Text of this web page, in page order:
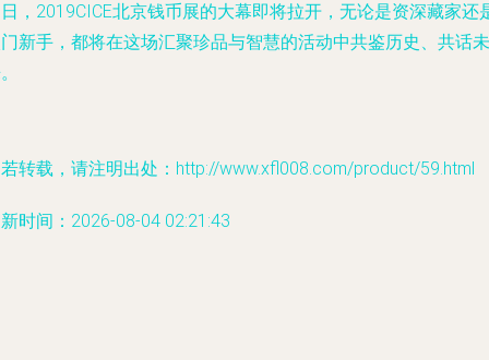
，2019CICE北京钱币展的大幕即将拉开，无论是资深藏家还
新手，都将在这场汇聚珍品与智慧的活动中共鉴历史、共话未
转载，请注明出处：http://www.xfl008.com/product/59.html
时间：2026-08-04 02:21:43